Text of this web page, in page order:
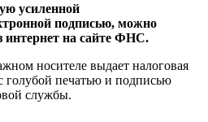
усиленной
подписью, можно
интернет на сайте ФНС.
носителе выдает налоговая
голубой печатью и подписью
службы.